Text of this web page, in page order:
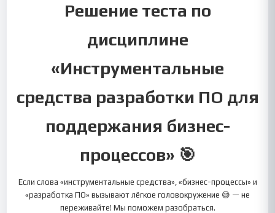
Решение теста по
дисциплине
«Инструментальные
средства разработки ПО для
поддержания бизнес-
процессов» 🎯
Если слова «инструментальные средства», «бизнес-процессы» и
«разработка ПО» вызывают лёгкое головокружение 😅 — не
переживайте! Мы поможем разобраться.